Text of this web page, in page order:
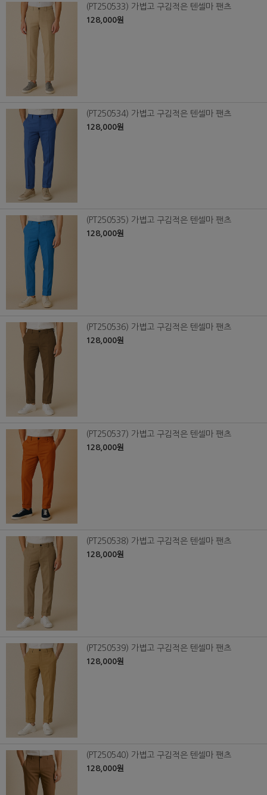
(PT250533) 가볍고 구김적은 텐셀마 팬츠
128,000원
(PT250534) 가볍고 구김적은 텐셀마 팬츠
128,000원
(PT250535) 가볍고 구김적은 텐셀마 팬츠
128,000원
(PT250536) 가볍고 구김적은 텐셀마 팬츠
128,000원
(PT250537) 가볍고 구김적은 텐셀마 팬츠
128,000원
(PT250538) 가볍고 구김적은 텐셀마 팬츠
128,000원
(PT250539) 가볍고 구김적은 텐셀마 팬츠
128,000원
(PT250540) 가볍고 구김적은 텐셀마 팬츠
128,000원